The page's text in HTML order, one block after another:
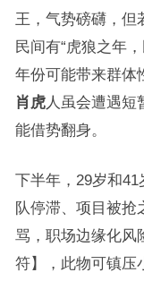
王，气势磅礴，但
民间有“虎狼之年
年份可能带来群
肖虎人虽会遭遇短
能借势翻身。
下半年，29岁和41
队停滞、项目被抢
骂，职场边缘化风
符】，此物可镇压